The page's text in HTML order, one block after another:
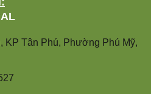
KP Tân Phú, Phường Phú Mỹ,